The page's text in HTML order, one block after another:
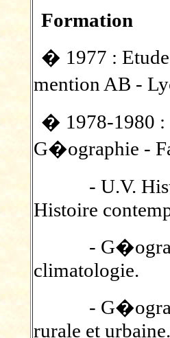
Formation
� 1977 :
mention AB -
� 1978-1980 :
G�ographie -
- U.V.
Histoire
-
climatologie.
-
rurale et urbaine.